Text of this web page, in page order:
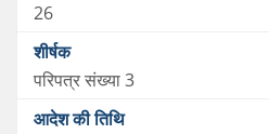
26
परिपत्र संख्या 3